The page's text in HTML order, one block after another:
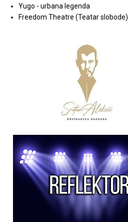
Yugo - urbana legenda
Freedom Theatre (Teatar slobode)